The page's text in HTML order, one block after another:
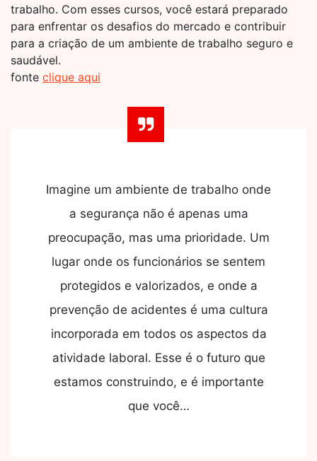
trabalho. Com esses cursos, você estará preparado
para enfrentar os desafios do mercado e contribuir
para a criação de um ambiente de trabalho seguro e
saudável.
fonte clique aqui
Imagine um ambiente de trabalho onde
a segurança não é apenas uma
preocupação, mas uma prioridade. Um
lugar onde os funcionários se sentem
protegidos e valorizados, e onde a
prevenção de acidentes é uma cultura
incorporada em todos os aspectos da
atividade laboral. Esse é o futuro que
estamos construindo, e é importante
que você…